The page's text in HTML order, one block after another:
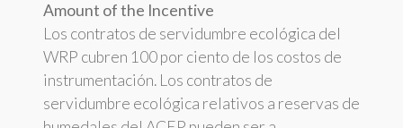
Amount of the Incentive
Los contratos de servidumbre ecológica del
WRP cubren 100 por ciento de los costos de
instrumentación. Los contratos de
servidumbre ecológica relativos a reservas de